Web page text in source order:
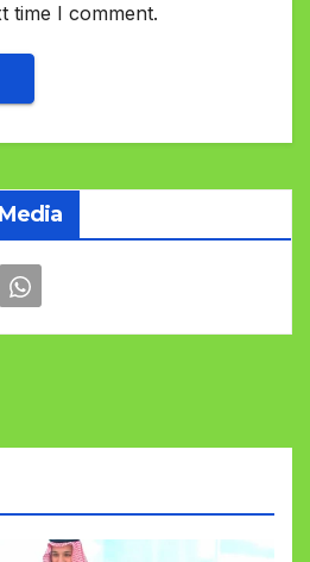
time I comment.